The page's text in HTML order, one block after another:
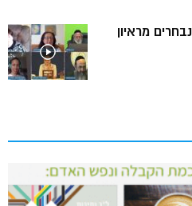
מראיון